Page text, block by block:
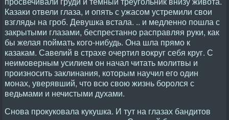
Казаки отвели глаза, и опять с ужасом устремили свои
взгляды на гроб. Девушка встала. .. и медленно пошла с
закрытыми глазами, беспрестанно расправляя руки, как
бы желая поймать кого-нибудь. Она шла прямо к
казакам. Савелий в страхе очертил вокруг себя круг. С
неимоверным усилием он начал читать молитвы и
произносить заклинания, которым научил его один
монах, уверявший, что всю свою жизнь боролся с
ведьмами и нечистыми духами.
Снова прокуковала кукушка. И тут на глазах бандитов